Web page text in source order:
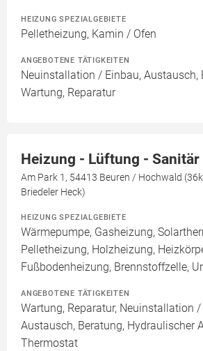
HEIZUNG SPEZIALGEBIETE
Pelletheizung, Kamin / Ofen
ANGEBOTENE TÄTIGKEITEN
Neuinstallation / Einbau, Austausch,
Wartung, Reparatur
Heizung - Lüftung - Sanitär
Am Park 1, 54413 Beuren / Hochwald
Briedeler Heck)
HEIZUNG SPEZIALGEBIETE
Wärmepumpe, Gasheizung,
Pelletheizung, Holzheizung,
Fußbodenheizung, Brennstoffzelle,
ANGEBOTENE TÄTIGKEITEN
Wartung, Reparatur, Neuinstallation /
Austausch, Beratung, Hydraulischer
Thermostat